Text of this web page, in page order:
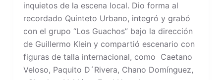
inquietos de la escena local. Dio forma al
recordado Quinteto Urbano, integró y grabó
con el grupo “Los Guachos” bajo la dirección
de Guillermo Klein y compartió escenario con
figuras de talla internacional, como Caetano
Veloso, Paquito D´Rivera, Chano Domínguez,